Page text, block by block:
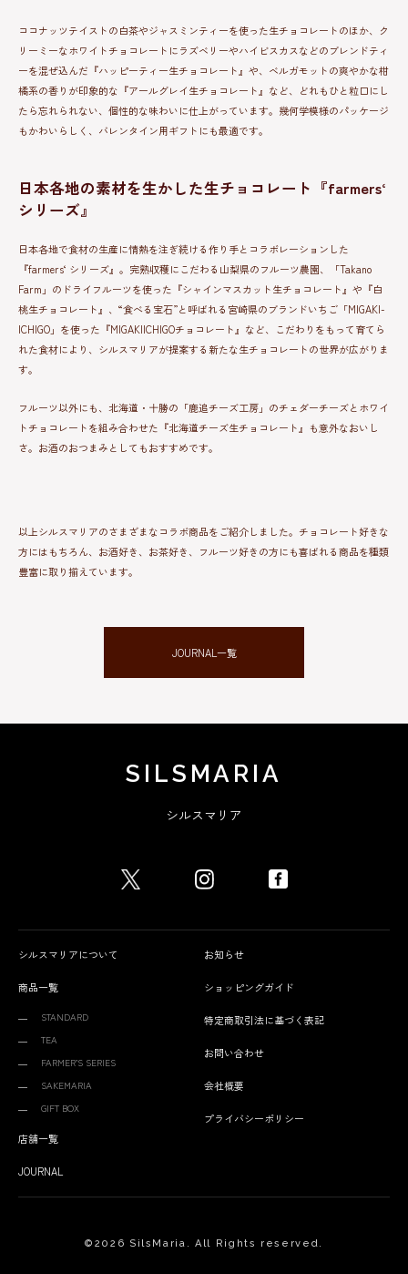
ココナッツテイストの白茶やジャスミンティーを使った生チョコレートのほか、ク
リーミーなホワイトチョコレートにラズベリーやハイビスカスなどのブレンドティ
ーを混ぜ込んだ『ハッピーティー生チョコレート』や、ベルガモットの爽やかな柑
橘系の香りが印象的な『アールグレイ生チョコレート』など、どれもひと粒口にし
たら忘れられない、個性的な味わいに仕上がっています。幾何学模様のパッケージ
もかわいらしく、バレンタイン用ギフトにも最適です。
日本各地の素材を生かした生チョコレート『farmers‘
シリーズ』
日本各地で食材の生産に情熱を注ぎ続ける作り手とコラボレーションした
『farmers‘ シリーズ』。完熟収穫にこだわる山梨県のフルーツ農園、「Takano
Farm」のドライフルーツを使った『シャインマスカット生チョコレート』や『白
桃生チョコレート』、“食べる宝石”と呼ばれる宮崎県のブランドいちご「MIGAKI-
ICHIGO」を使った『MIGAKIICHIGOチョコレート』など、こだわりをもって育てら
れた食材により、シルスマリアが提案する新たな生チョコレートの世界が広がりま
す。
フルーツ以外にも、北海道・十勝の「鹿追チーズ工房」のチェダーチーズとホワイ
トチョコレートを組み合わせた『北海道チーズ生チョコレート』も意外なおいし
さ。お酒のおつまみとしてもおすすめです。
以上シルスマリアのさまざまなコラボ商品をご紹介しました。チョコレート好きな
方にはもちろん、お酒好き、お茶好き、フルーツ好きの方にも喜ばれる商品を種類
豊富に取り揃えています。
JOURNAL一覧
SILSMARIA
シルスマリア
シルスマリアについて
商品一覧
STANDARD
TEA
FARMER’S SERIES
SAKEMARIA
GIFT BOX
店舗一覧
JOURNAL
お知らせ
ショッピングガイド
特定商取引法に基づく表記
お問い合わせ
会社概要
プライバシーポリシー
© 2026 SilsMaria. All Rights reserved.